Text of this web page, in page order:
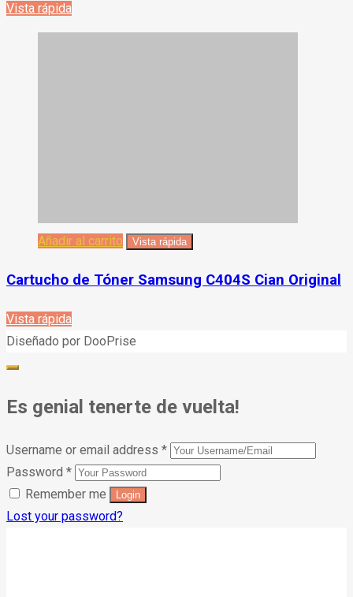
Vista rápida
Añadir al carrito Vista rápida
Cartucho de Tóner Samsung C404S Cian Original
Vista rápida
Diseñado por DooPrise
Es genial tenerte de vuelta!
Username or email address *
Password *
Remember me
Lost your password?